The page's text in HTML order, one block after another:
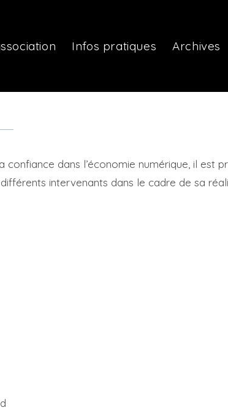
Infos pratiques Archives
confiance dans l’économie numérique, il est
intervenants dans le cadre de sa